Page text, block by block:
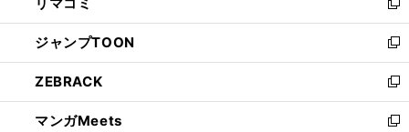
で
開
く
ド
ウ
で
開
く
ィ
ン
ド
ウ
で
開
く
い
ウ
ィ
ン
ド
ウ
で
新
し
い
ウ
ィ
ン
ド
ジャンプTOON
新
し
い
ウ
ィ
ZEBRACK
新
し
い
マンガMeets
新